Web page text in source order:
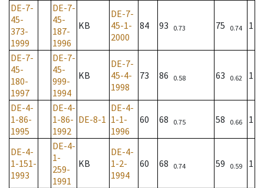
DE-7-
45-
373-
1999
DE-7-
45-
187-
1996
KB
DE-7-
45-1-
2000
84 93 0.73 75 0.74 1
DE-7-
45-
180-
1997
DE-7-
45-
999-
1994
KB
DE-7-
45-4-
1998
73 86 0.58 63 0.62 1
DE-4-
1-86-
1995
DE-4-
1-86-
1992
DE-8-1
DE-4-
1-1-
1996
60 68 0.75 58 0.66 1
DE-4-
1-151-
1993
DE-4-
1-
259-
1991
KB
DE-4-
1-2-
1994
60 68 0.74 59 0.59 1